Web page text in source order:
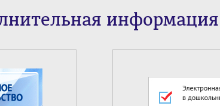
информация